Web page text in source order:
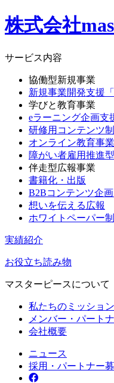
株式会社
サービス内容
協働型新規事業
新規事業開発支援
学びと教育事業
eラーニング企画支
研修用コンテンツ
オンライン教育事業
障がい者雇用推進
伴走型広報事業
書籍化・出版
B2Bコンテンツ企
想いを伝える広報
ホワイトペーパー
実績紹介
お役立ち読み物
マスターピースについて
私たちのミッション
メンバー・パート
会社概要
ニュース
採用・パートナー